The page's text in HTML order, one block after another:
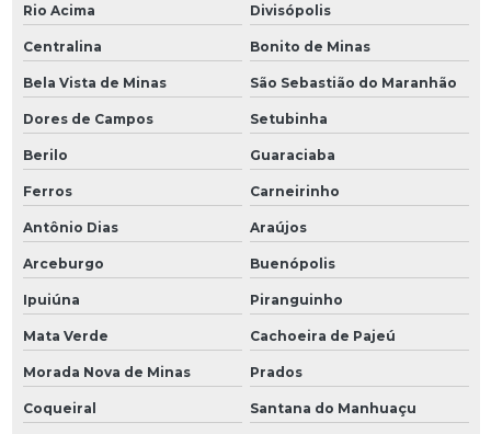
Rio Acima Divisópolis
Centralina Bonito de Minas
Bela Vista de Minas São Sebastião do Maranhão
Dores de Campos Setubinha
Berilo Guaraciaba
Ferros Carneirinho
Antônio Dias Araújos
Arceburgo Buenópolis
Ipuiúna Piranguinho
Mata Verde Cachoeira de Pajeú
Morada Nova de Minas Prados
Coqueiral Santana do Manhuaçu